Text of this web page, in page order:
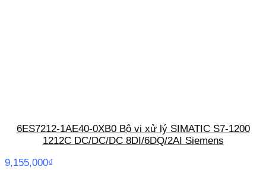
6ES7212-1AE40-0XB0 Bộ vi xử lý SIMATIC S7-1200
1212C DC/DC/DC 8DI/6DQ/2AI Siemens
9,155,000₫